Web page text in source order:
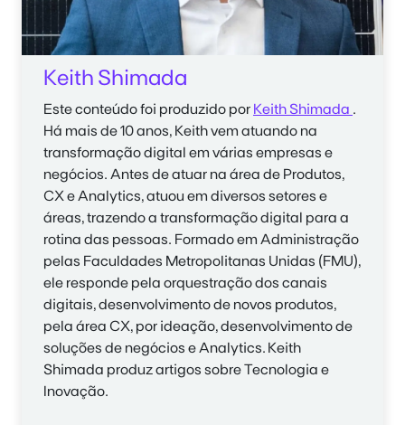
Keith Shimada
Este conteúdo foi produzido por Keith Shimada .
Há mais de 10 anos, Keithvem atuando na
transformação digital em várias empresas e
negócios. Antes de atuar na área de Produtos,
CX e Analytics, atuou em diversos setores e
áreas, trazendo a transformação digital para a
rotina das pessoas. Formado em Administração
pelas Faculdades Metropolitanas Unidas (FMU),
ele responde pela orquestração dos canais
digitais, desenvolvimento de novos produtos,
pela área CX, por ideação, desenvolvimento de
soluções de negócios e Analytics. Keith
Shimada produz artigos sobre Tecnologia e
Inovação.